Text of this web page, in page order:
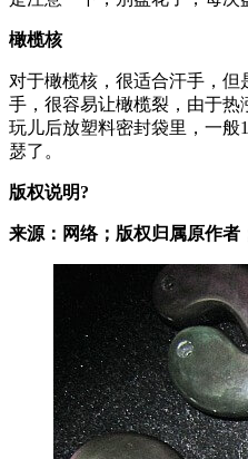
橄榄核
对于橄榄核，很适合汗手，
手，很容易让橄榄裂，由于
玩儿后放塑料密封袋里，一般
瑟了。
版权说明?
来源：网络；版权归属原作者